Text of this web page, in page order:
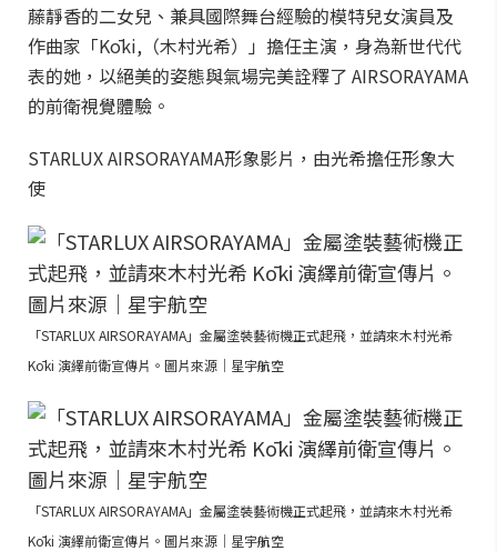
藤靜香的二女兒、兼具國際舞台經驗的模特兒女演員及
作曲家「Kōki,（木村光希）」擔任主演，身為新世代代
表的她，以絕美的姿態與氣場完美詮釋了 AIRSORAYAMA
的前衛視覺體驗。
STARLUX AIRSORAYAMA形象影片，由光希擔任形象大
使
「STARLUX AIRSORAYAMA」金屬塗裝藝術機正式起飛，並請來木村光希
Kōki 演繹前衛宣傳片。圖片來源｜星宇航空
「STARLUX AIRSORAYAMA」金屬塗裝藝術機正式起飛，並請來木村光希
Kōki 演繹前衛宣傳片。圖片來源｜星宇航空